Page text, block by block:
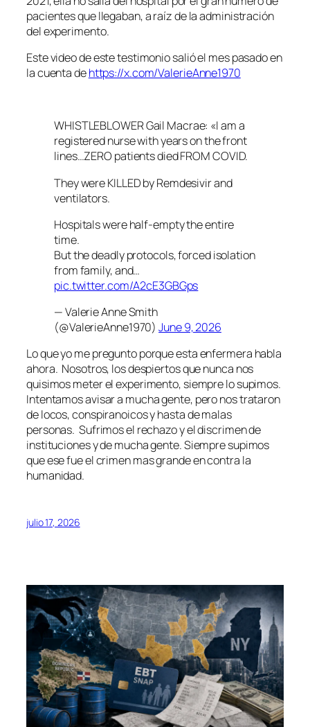
pacientes que llegaban, a raíz de la administración
del experimento.
Este video de este testimonio salió el mes pasado en
la cuenta dehttps://x.com/ValerieAnne1970
WHISTLEBLOWER Gail Macrae: «I am a
registered nurse with years on the front
lines…ZERO patients died FROM COVID.
They were KILLED by Remdesivir and
ventilators.
Hospitals were half-empty the entire
time.
But the deadly protocols, forced isolation
from family, and…
pic.twitter.com/A2cE3GBGps
— Valerie Anne Smith
(@ValerieAnne1970)June 9, 2026
Lo que yo me pregunto porque esta enfermera habla
ahora. Nosotros, los despiertos que nunca nos
quisimos meter el experimento, siempre lo supimos.
Intentamos avisar a mucha gente, pero nos trataron
de locos, conspiranoicos y hasta de malas
personas. Sufrimos el rechazo y el discrimen de
instituciones y de mucha gente. Siempre supimos
que ese fue el crimen mas grande en contra la
humanidad.
julio 17, 2026